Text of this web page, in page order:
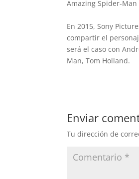
Amazing Spider-Man
En 2015, Sony
compartir el
será el caso con
Man, Tom Holland.
Enviar
Tu dirección de